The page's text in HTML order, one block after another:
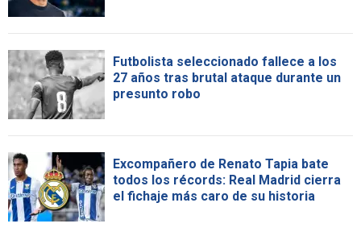
Futbolista seleccionado fallece a los
27 años tras brutal ataque durante un
presunto robo
Excompañero de Renato Tapia bate
todos los récords: Real Madrid cierra
el fichaje más caro de su historia